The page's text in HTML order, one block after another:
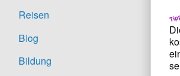
Reisen
Blog
Bildung